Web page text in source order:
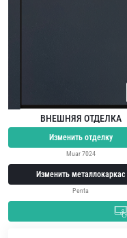
ВНЕШНЯЯ ОТДЕЛКА
Изменить отделку
Muar 7024
Изменить металлокаркас
Penta